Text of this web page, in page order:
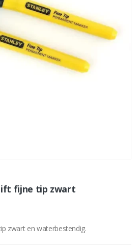
fijne tip zwart
zwart en waterbestendig.